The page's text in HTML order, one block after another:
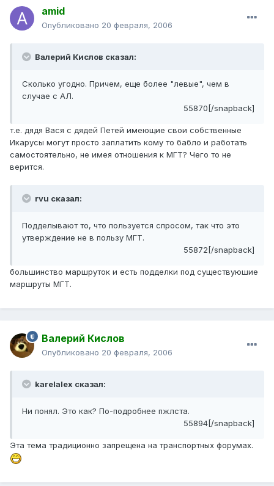
amid
Опубликовано 20 февраля, 2006
Валерий Кислов сказал:
Сколько угодно. Причем, еще более "левые", чем в
случае с АЛ.
55870[/snapback]
т.е. дядя Вася с дядей Петей имеющие свои собственные
Икарусы могут просто заплатить кому то бабло и работать
самостоятельно, не имея отношения к МГТ? Чего то не
верится.
rvu сказал:
Подделывают то, что пользуется спросом, так что это
утверждение не в пользу МГТ.
55872[/snapback]
большинство маршруток и есть подделки под существуюшие
маршруты МГТ.
Валерий Кислов
Опубликовано 20 февраля, 2006
karelalex сказал:
Ни понял. Это как? По-подробнее пжлста.
55894[/snapback]
Эта тема традиционно запрещена на транспортных форумах.